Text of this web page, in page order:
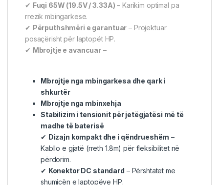
✔ Fuqi 65W (19.5V / 3.33A) – Karikim optimal pa
rrezik mbingarkese.
✔ Përputhshmëri e garantuar – Projektuar
posaçërisht për laptopët HP.
✔ Mbrojtje e avancuar –
Mbrojtje nga mbingarkesa dhe qark i
shkurtër
Mbrojtje nga mbinxehja
Stabilizim i tensionit për jetëgjatësi më të
madhe të baterisë
✔ Dizajn kompakt dhe i qëndrueshëm –
Kabllo e gjatë (rreth 1.8m) për fleksibilitet në
përdorim.
✔ Konektor DC standard – Përshtatet me
shumicën e laptopëve HP.